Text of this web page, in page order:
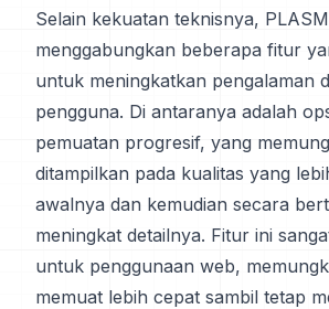
Selain kekuatan teknisnya,
menggabungkan beberapa fitur
untuk meningkatkan pengalaman
pengguna. Di antaranya adalah
pemuatan progresif, yang
ditampilkan pada kualitas yang
awalnya dan kemudian secara
meningkat detailnya. Fitur ini
untuk penggunaan web,
memuat lebih cepat sambil tetap